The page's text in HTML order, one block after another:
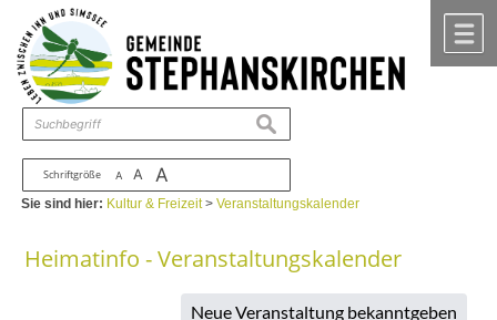
Zum Inhalt ,zur Navigation
Schriftgröße A A A
suchen
Sie sind hier: Kultur & Freizeit>Veranstaltungskalender
Heimatinfo - Veranstaltungskalender